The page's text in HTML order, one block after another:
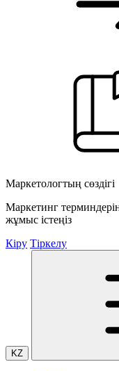
Маркетологтың сөздігі
Маркетинг
жұмыс істеңіз
Кіру Тіркелу
KZ